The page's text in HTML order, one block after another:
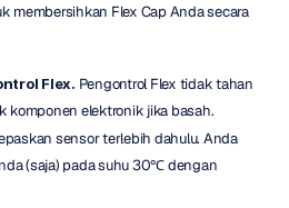
membersihkan Flex Cap Anda secara
Flex. Pengontrol Flex tidak tahan
komponen elektronik jika basah.
sensor terlebih dahulu. Anda
(saja) pada suhu 30℃ dengan